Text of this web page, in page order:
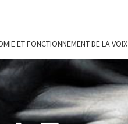
ET FONCTIONNEMENT DE LA VOIX